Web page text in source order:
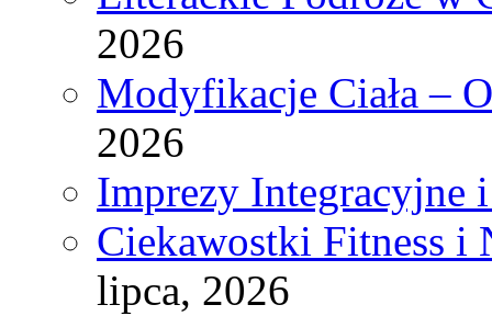
2026
Modyfikacje Ciała –
2026
Imprezy Integracyjne
Ciekawostki Fitness i
lipca, 2026